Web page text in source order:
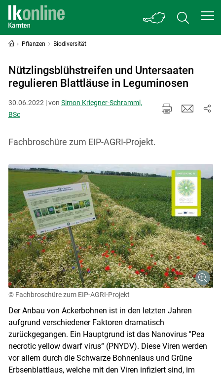
Pflanzen Biodiversität
Nützlingsblühstreifen und Untersaaten
regulieren Blattläuse in Leguminosen
30.06.2022 | von Simon Kriegner-Schramml,
BSc
Fachbroschüre zum EIP-AGRI-Projekt.
© Fachbroschüre zum EIP-AGRI-Projekt
Der Anbau von Ackerbohnen ist in den letzten Jahren
aufgrund verschiedener Faktoren dramatisch
zurückgegangen. Ein Hauptgrund ist das Nanovirus "Pea
necrotic yellow dwarf virus“ (PNYDV). Diese Viren werden
vor allem durch die Schwarze Bohnenlaus und Grüne
Erbsenblattlaus, welche mit den Viren infiziert sind, im